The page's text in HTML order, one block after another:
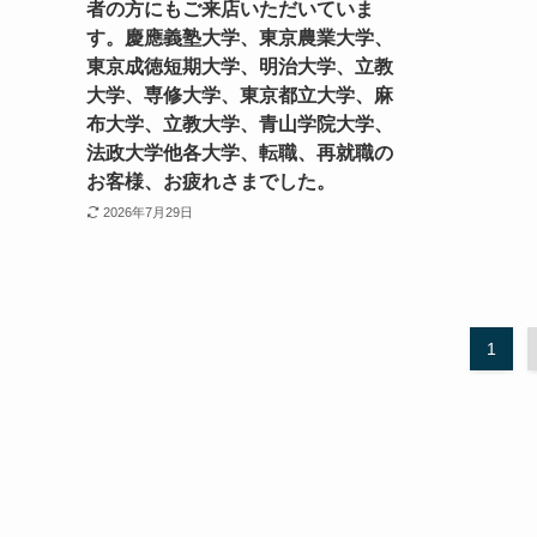
者の方にもご来店いただいていま
す。慶應義塾大学、東京農業大学、
東京成徳短期大学、明治大学、立教
大学、専修大学、東京都立大学、麻
布大学、立教大学、青山学院大学、
法政大学他各大学、転職、再就職の
お客様、お疲れさまでした。
2026年7月29日
1